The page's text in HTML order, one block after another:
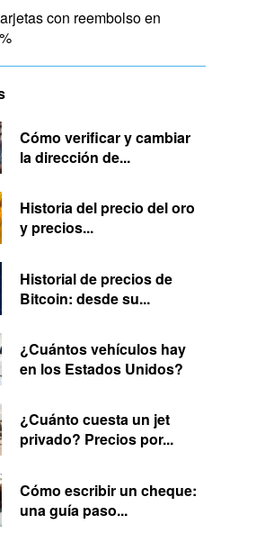
con reembolso en
Cómo verificar y cambiar
la dirección de...
Historia del precio del oro
y precios...
Historial de precios de
Bitcoin: desde su...
¿Cuántos vehículos hay
en los Estados Unidos?
¿Cuánto cuesta un jet
privado? Precios por...
Cómo escribir un cheque:
una guía paso...